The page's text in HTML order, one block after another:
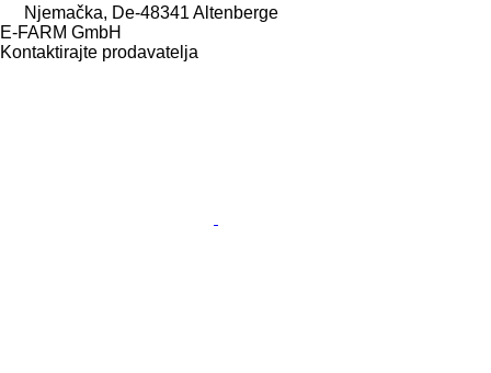
Njemačka, De-48341 Altenberge
E-FARM GmbH
Kontaktirajte prodavatelja